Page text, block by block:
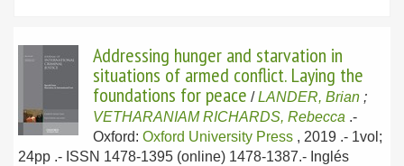
Addressing hunger and starvation in
situations of armed conflict. Laying the
foundations for peace /LANDER, Brian ;
VETHARANIAM RICHARDS, Rebecca .-
Oxford: Oxford University Press , 2019 .- 1vol;
24pp .- ISSN 1478-1395 (online) 1478-1387.- Inglés